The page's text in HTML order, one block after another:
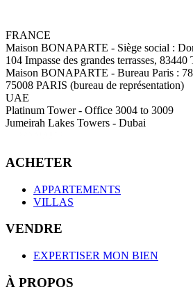
FRANCE
Maison BONAPARTE - Siège social :
104 Impasse des grandes terrasses, 83440
Maison BONAPARTE - Bureau Paris :
75008 PARIS (bureau de représentation)
UAE
Platinum Tower - Office 3004 to 3009
Jumeirah Lakes Towers - Dubai
ACHETER
APPARTEMENTS
VILLAS
VENDRE
EXPERTISER MON BIEN
À PROPOS